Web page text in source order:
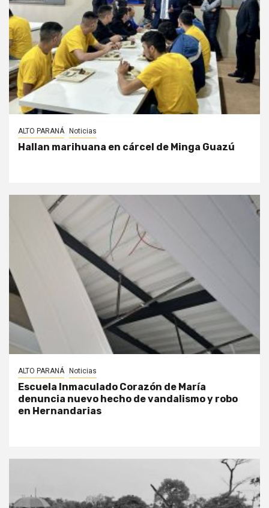
ALTO PARANÁ Noticias
Hallan marihuana en cárcel de Minga Guazú
ALTO PARANÁ Noticias
Escuela Inmaculado Corazón de María
denuncia nuevo hecho de vandalismo y robo
en Hernandarias